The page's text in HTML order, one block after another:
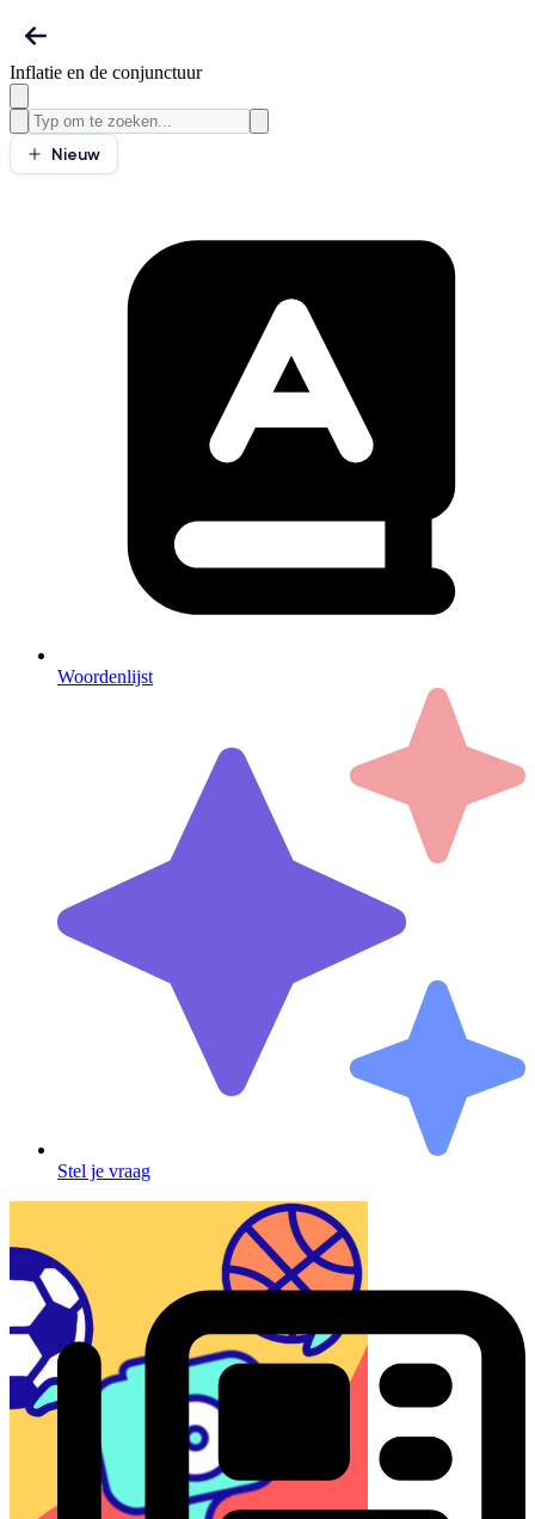
Inflatie en de conjunctuur
Nieuw
Woordenlijst
Stel je vraag